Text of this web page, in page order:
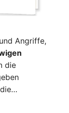
Angriffe,
die